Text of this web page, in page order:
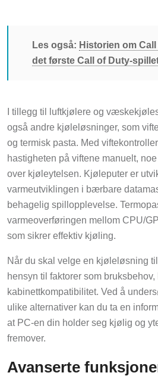
Les også: Historien om
det første Call of Duty-
I tillegg til luftkjølere og
også andre kjøleløsninger, som
og termisk pasta. Med
hastigheten på viftene manuelt, noe
over kjøleytelsen. Kjøleputer er
varmeutviklingen i bærbare
behagelig spillopplevelse.
varmeoverføringen mellom CPU/
som sikrer effektiv kjøling.
Når du skal velge en kjøleløsning
hensyn til faktorer som bruksbehov,
kabinettkompatibilitet. Ved å
ulike alternativer kan du ta en
at PC-en din holder seg kjølig og
fremover.
Avanserte